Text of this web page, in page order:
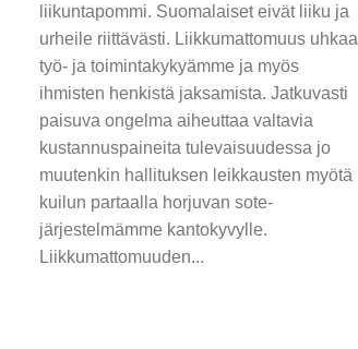
liikuntapommi. Suomalaiset eivät liiku ja
urheile riittävästi. Liikkumattomuus uhkaa
työ- ja toimintakykyämme ja myös
ihmisten henkistä jaksamista. Jatkuvasti
paisuva ongelma aiheuttaa valtavia
kustannuspaineita tulevaisuudessa jo
muutenkin hallituksen leikkausten myötä
kuilun partaalla horjuvan sote-
järjestelmämme kantokyvylle.
Liikkumattomuuden...